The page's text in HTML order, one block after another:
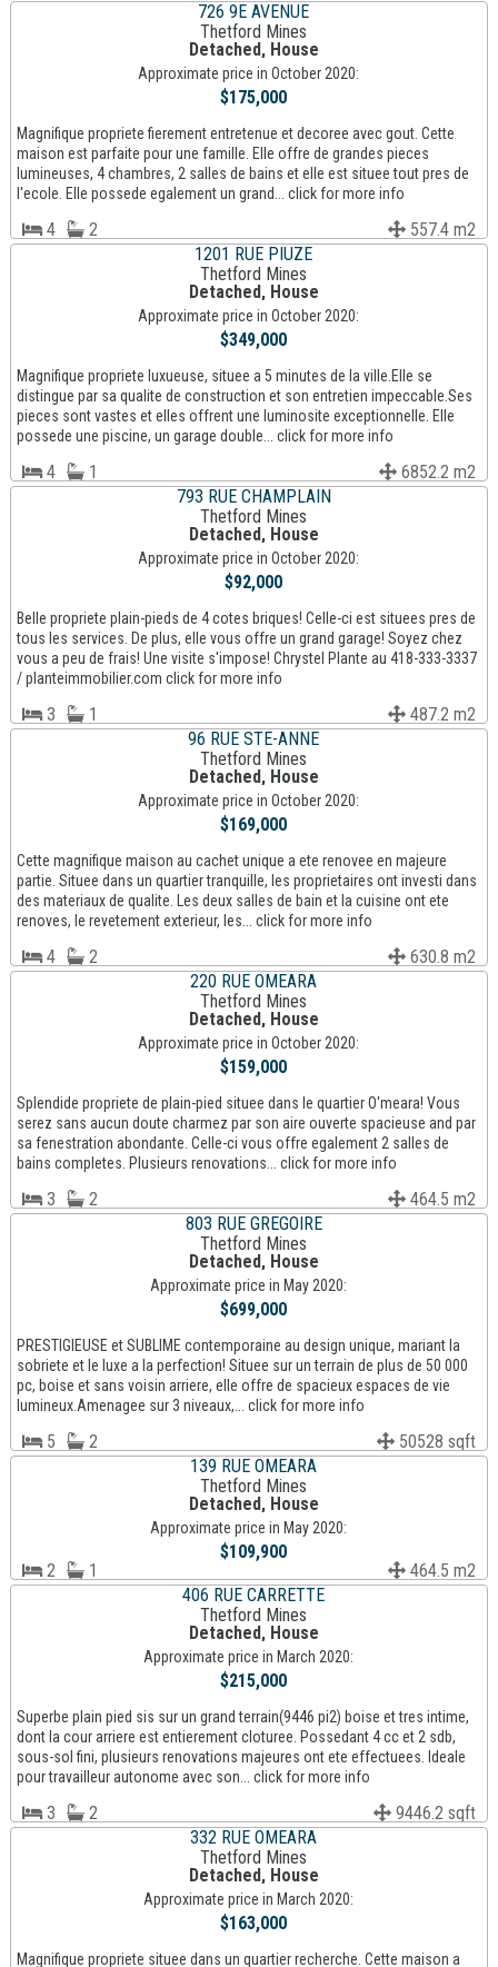
726 9E AVENUE
Thetford Mines
Detached, House
Approximate price in October 2020:
$175,000
Magnifique propriete fierement entretenue et decoree avec gout. Cette
maison est parfaite pour une famille. Elle offre de grandes pieces
lumineuses, 4 chambres, 2 salles de bains et elle est situee tout pres de
l'ecole. Elle possede egalement un grand... click for more info
4 2
557.4 m2
1201 RUE PIUZE
Thetford Mines
Detached, House
Approximate price in October 2020:
$349,000
Magnifique propriete luxueuse, situee a 5 minutes de la ville.Elle se
distingue par sa qualite de construction et son entretien impeccable.Ses
pieces sont vastes et elles offrent une luminosite exceptionnelle. Elle
possede une piscine, un garage double... click for more info
4 1
6852.2 m2
793 RUE CHAMPLAIN
Thetford Mines
Detached, House
Approximate price in October 2020:
$92,000
Belle propriete plain-pieds de 4 cotes briques! Celle-ci est situees pres de
tous les services. De plus, elle vous offre un grand garage! Soyez chez
vous a peu de frais! Une visite s'impose! Chrystel Plante au 418-333-3337
/ planteimmobilier.com click for more info
3 1
487.2 m2
96 RUE STE-ANNE
Thetford Mines
Detached, House
Approximate price in October 2020:
$169,000
Cette magnifique maison au cachet unique a ete renovee en majeure
partie. Situee dans un quartier tranquille, les proprietaires ont investi dans
des materiaux de qualite. Les deux salles de bain et la cuisine ont ete
renoves, le revetement exterieur, les... click for more info
4 2
630.8 m2
220 RUE OMEARA
Thetford Mines
Detached, House
Approximate price in October 2020:
$159,000
Splendide propriete de plain-pied situee dans le quartier O'meara! Vous
serez sans aucun doute charmez par son aire ouverte spacieuse and par
sa fenestration abondante. Celle-ci vous offre egalement 2 salles de
bains completes. Plusieurs renovations... click for more info
3 2
464.5 m2
803 RUE GREGOIRE
Thetford Mines
Detached, House
Approximate price in May 2020:
$699,000
PRESTIGIEUSE et SUBLIME contemporaine au design unique, mariant la
sobriete et le luxe a la perfection! Situee sur un terrain de plus de 50 000
pc, boise et sans voisin arriere, elle offre de spacieux espaces de vie
lumineux.Amenagee sur 3 niveaux,... click for more info
5 2
50528 sqft
139 RUE OMEARA
Thetford Mines
Detached, House
Approximate price in May 2020:
$109,900
2
1
464.5 m2
406 RUE CARRETTE
Thetford Mines
Detached, House
Approximate price in March 2020:
$215,000
Superbe plain pied sis sur un grand terrain(9446 pi2) boise et tres intime,
dont la cour arriere est entierement cloturee. Possedant 4 cc et 2 sdb,
sous-sol fini, plusieurs renovations majeures ont ete effectuees. Ideale
pour travailleur autonome avec son... click for more info
3 2
9446.2 sqft
332 RUE OMEARA
Thetford Mines
Detached, House
Approximate price in March 2020:
$163,000
Magnifique propriete situee dans un quartier recherche. Cette maison a